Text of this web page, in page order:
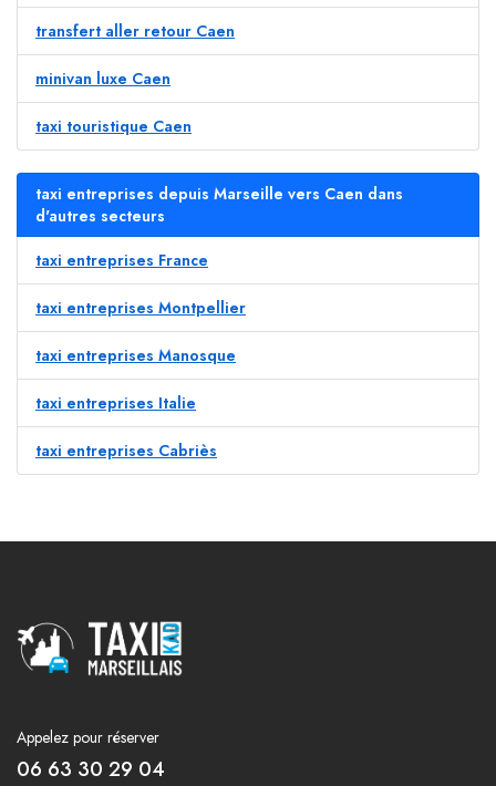
transfert aller retour Caen
minivan luxe Caen
taxi touristique Caen
taxi entreprises depuis Marseille vers Caen dans
d'autres secteurs
taxi entreprises France
taxi entreprises Montpellier
taxi entreprises Manosque
taxi entreprises Italie
taxi entreprises Cabriès
Appelez pour réserver
06 63 30 29 04